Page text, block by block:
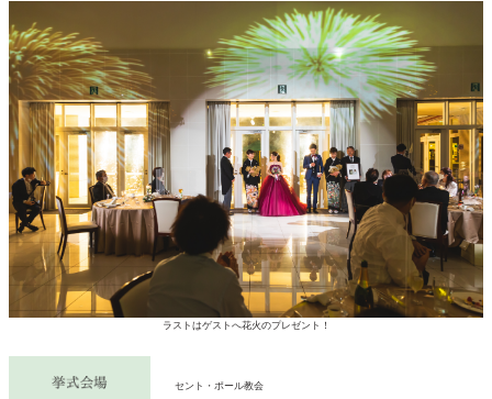
ラストはゲストへ花火のプレゼント！
セント・ポール教会